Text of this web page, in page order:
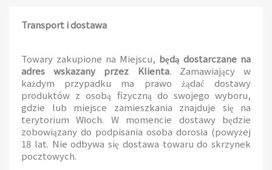
Transport i dostawa
Towary zakupione na Miejscu, będą dostarczane na
adres wskazany przez Klienta. Zamawiający w
każdym przypadku ma prawo żądać dostawy
produktów z osobą fizyczną do swojego wyboru,
gdzie lub miejsce zamieszkania znajduje się na
terytorium Włoch. W momencie dostawy będzie
zobowiązany do podpisania osoba dorosła (powyżej
18 lat. Nie odbywa się dostawa towaru do skrzynek
pocztowych.